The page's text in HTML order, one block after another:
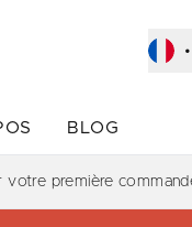
•
SELLERS) Accédez au sous-menu
BLOG
votre première